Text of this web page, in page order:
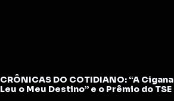
CRÔNICAS DO COTIDIANO: “A Cigana
Leu o Meu Destino” e o Prêmio do TSE